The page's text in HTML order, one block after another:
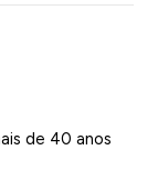
de 40 anos